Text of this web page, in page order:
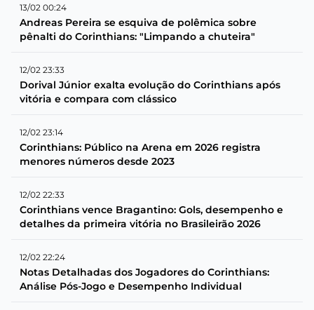
13/02 00:24
Andreas Pereira se esquiva de polêmica sobre
pênalti do Corinthians: "Limpando a chuteira"
12/02 23:33
Dorival Júnior exalta evolução do Corinthians após
vitória e compara com clássico
12/02 23:14
Corinthians: Público na Arena em 2026 registra
menores números desde 2023
12/02 22:33
Corinthians vence Bragantino: Gols, desempenho e
detalhes da primeira vitória no Brasileirão 2026
12/02 22:24
Notas Detalhadas dos Jogadores do Corinthians:
Análise Pós-Jogo e Desempenho Individual